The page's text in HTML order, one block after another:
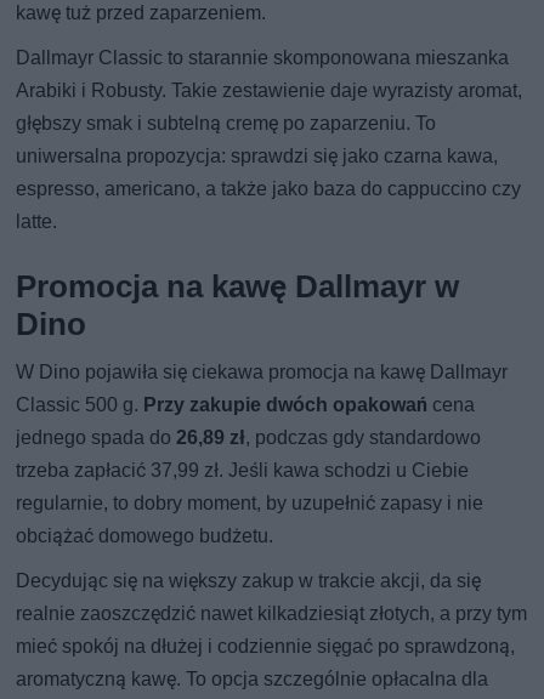
kawę tuż przed zaparzeniem.
Dallmayr Classic to starannie skomponowana mieszanka
Arabiki i Robusty. Takie zestawienie daje wyrazisty aromat,
głębszy smak i subtelną cremę po zaparzeniu. To
uniwersalna propozycja: sprawdzi się jako czarna kawa,
espresso, americano, a także jako baza do cappuccino czy
latte.
Promocja na kawę Dallmayr w
Dino
W Dino pojawiła się ciekawa promocja na kawę Dallmayr
Classic 500 g. Przy zakupie dwóch opakowań cena
jednego spada do26,89 zł, podczas gdy standardowo
trzeba zapłacić 37,99 zł. Jeśli kawa schodzi u Ciebie
regularnie, to dobry moment, by uzupełnić zapasy i nie
obciążać domowego budżetu.
Decydując się na większy zakup w trakcie akcji, da się
realnie zaoszczędzić nawet kilkadziesiąt złotych, a przy tym
mieć spokój na dłużej i codziennie sięgać po sprawdzoną,
aromatyczną kawę. To opcja szczególnie opłacalna dla